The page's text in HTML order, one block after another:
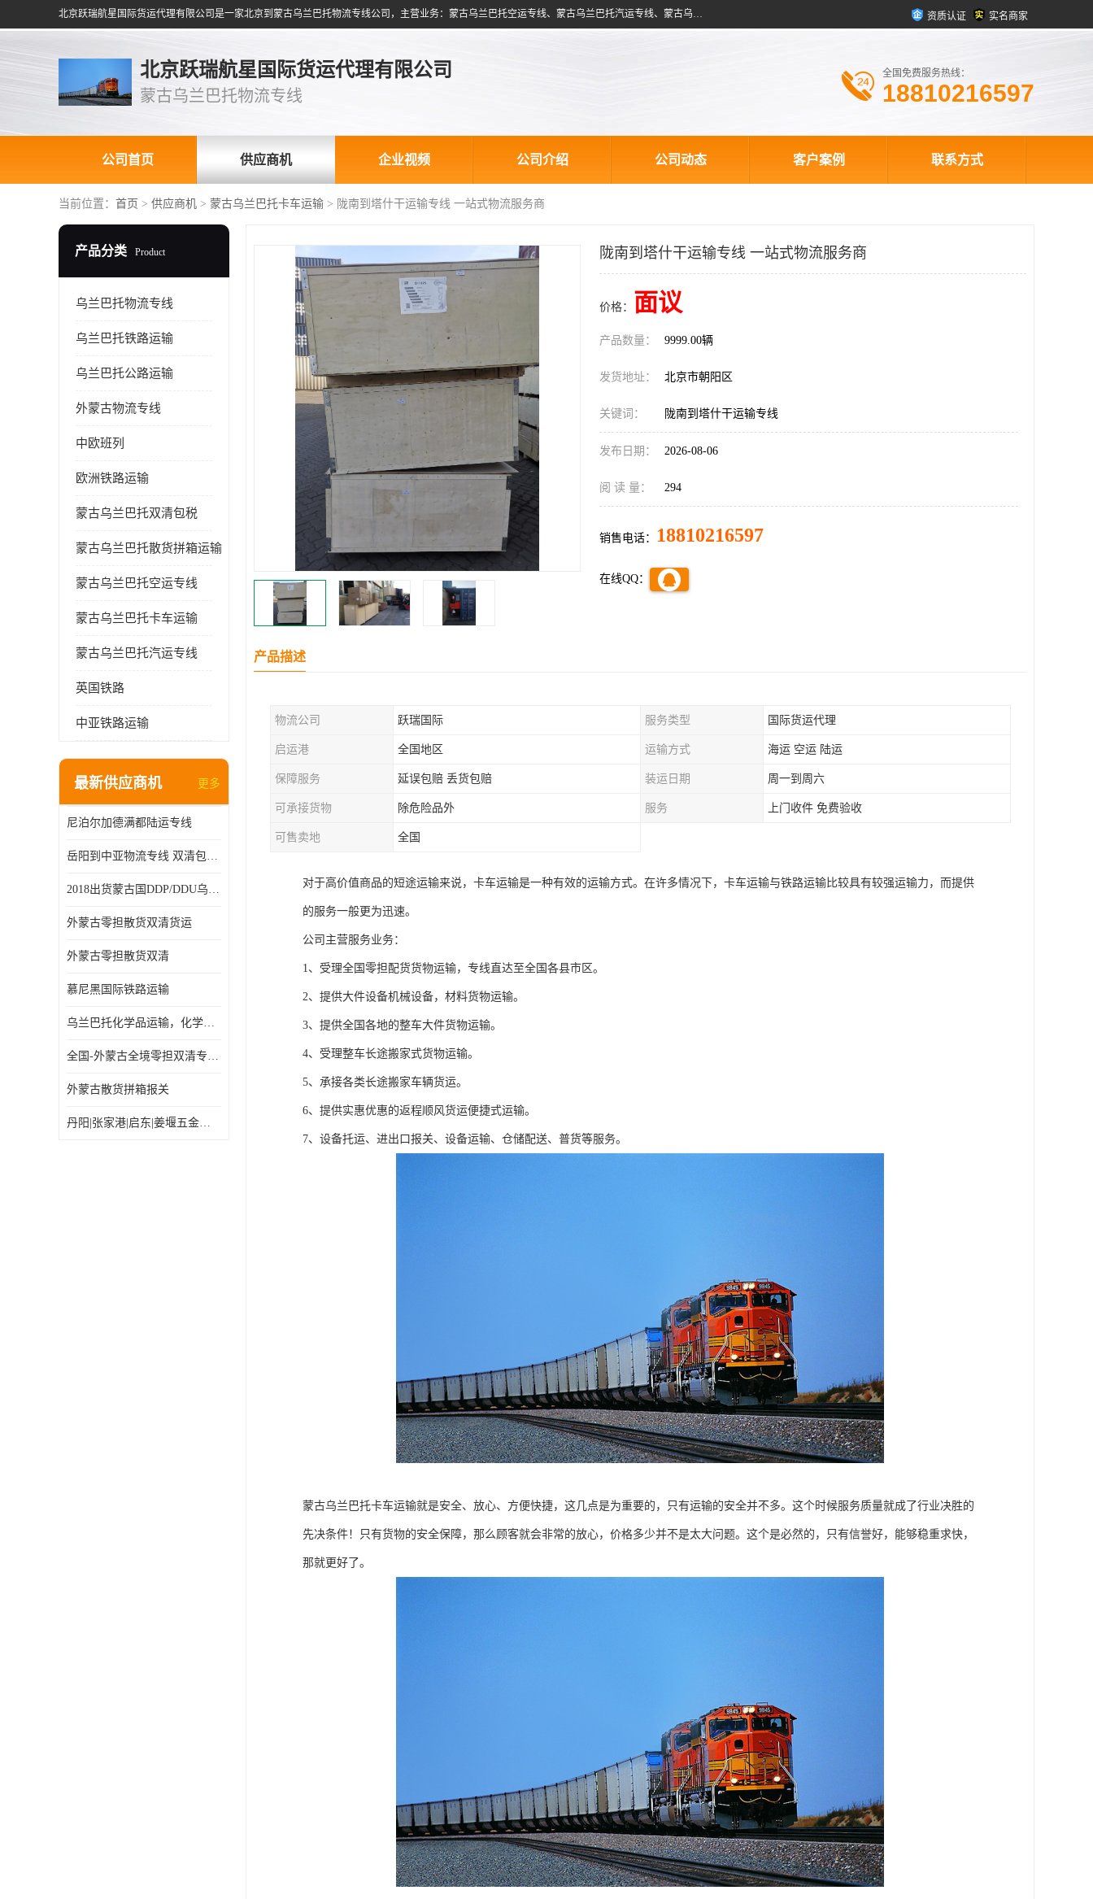
北京跃瑞航星国际货运代理有限公司是一家北京到蒙古乌兰巴托物流专线公司，主营业务：蒙古乌兰巴托空运专线、蒙古乌兰巴托汽运专线、蒙古乌兰巴托散货拼箱、蒙古乌兰巴托双清包税、蒙古乌兰巴托铁路运输等运输服务。以北京为中心服务于全国各地，运输能力及代理网络覆盖蒙古、俄罗斯、中亚五国各主要城市及站点。 资质认证 实名商家
北京跃瑞航星国际货运代理有限公司
蒙古乌兰巴托物流专线
全国免费服务热线：
18810216597
公司首页 供应商机 企业视频 公司介绍 公司动态 客户案例 联系方式
当前位置： 首页 > 供应商机 > 蒙古乌兰巴托卡车运输 > 陇南到塔什干运输专线 一站式物流服务商
产品分类 Product
乌兰巴托物流专线
乌兰巴托铁路运输
乌兰巴托公路运输
外蒙古物流专线
中欧班列
欧洲铁路运输
蒙古乌兰巴托双清包税
蒙古乌兰巴托散货拼箱运输
蒙古乌兰巴托空运专线
蒙古乌兰巴托卡车运输
蒙古乌兰巴托汽运专线
英国铁路
中亚铁路运输
最新供应商机 更多
尼泊尔加德满都陆运专线
岳阳到中亚物流专线 双清包税 一站服务
2018出货蒙古国DDP/DDU乌兰巴托双清国际物流专线
外蒙古零担散货双清货运
外蒙古零担散货双清
慕尼黑国际铁路运输
乌兰巴托化学品运输，化学品怎么运到乌兰巴托
全国-外蒙古全境零担双清专线/外蒙古DDP双清
外蒙古散货拼箱报关
丹阳|张家港|启东|姜堰五金机电工具出口乌兰巴托怎么运输较划算
陇南到塔什干运输专线 一站式物流服务商
价格： 面议
产品数量： 9999.00辆
发货地址： 北京市朝阳区
关键词： 陇南到塔什干运输专线
发布日期： 2026-08-06
阅 读 量： 294
销售电话： 18810216597
在线QQ：
产品描述
物流公司 跃瑞国际 服务类型 国际货运代理
启运港 全国地区 运输方式 海运 空运 陆运
保障服务 延误包赔 丢货包赔 装运日期 周一到周六
可承接货物 除危险品外 服务 上门收件 免费验收
可售卖地 全国
对于高价值商品的短途运输来说，卡车运输是一种有效的运输方式。在许多情况下，卡车运输与铁路运输比较具有较强运输力，而提供
的服务一般更为迅速。
公司主营服务业务：
1、受理全国零担配货货物运输，专线直达至全国各县市区。
2、提供大件设备机械设备，材料货物运输。
3、提供全国各地的整车大件货物运输。
4、受理整车长途搬家式货物运输。
5、承接各类长途搬家车辆货运。
6、提供实惠优惠的返程顺风货运便捷式运输。
7、设备托运、进出口报关、设备运输、仓储配送、普货等服务。
蒙古乌兰巴托卡车运输就是安全、放心、方便快捷，这几点是为重要的，只有运输的安全并不多。这个时候服务质量就成了行业决胜的
先决条件！只有货物的安全保障，那么顾客就会非常的放心，价格多少并不是太大问题。这个是必然的，只有信誉好，能够稳重求快，
那就更好了。